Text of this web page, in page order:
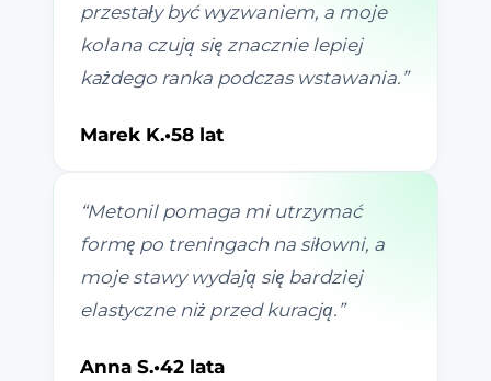
przestały być wyzwaniem, a moje
kolana czują się znacznie lepiej
każdego ranka podczas wstawania. ”
Marek K.•58 lat
“Metonil pomaga mi utrzymać
formę po treningach na siłowni, a
moje stawy wydają się bardziej
elastyczne niż przed kuracją. ”
Anna S.•42 lata